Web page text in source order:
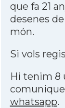
que fa 21
desenes
món.
Si vols
Hi tenim 8
whatsapp.